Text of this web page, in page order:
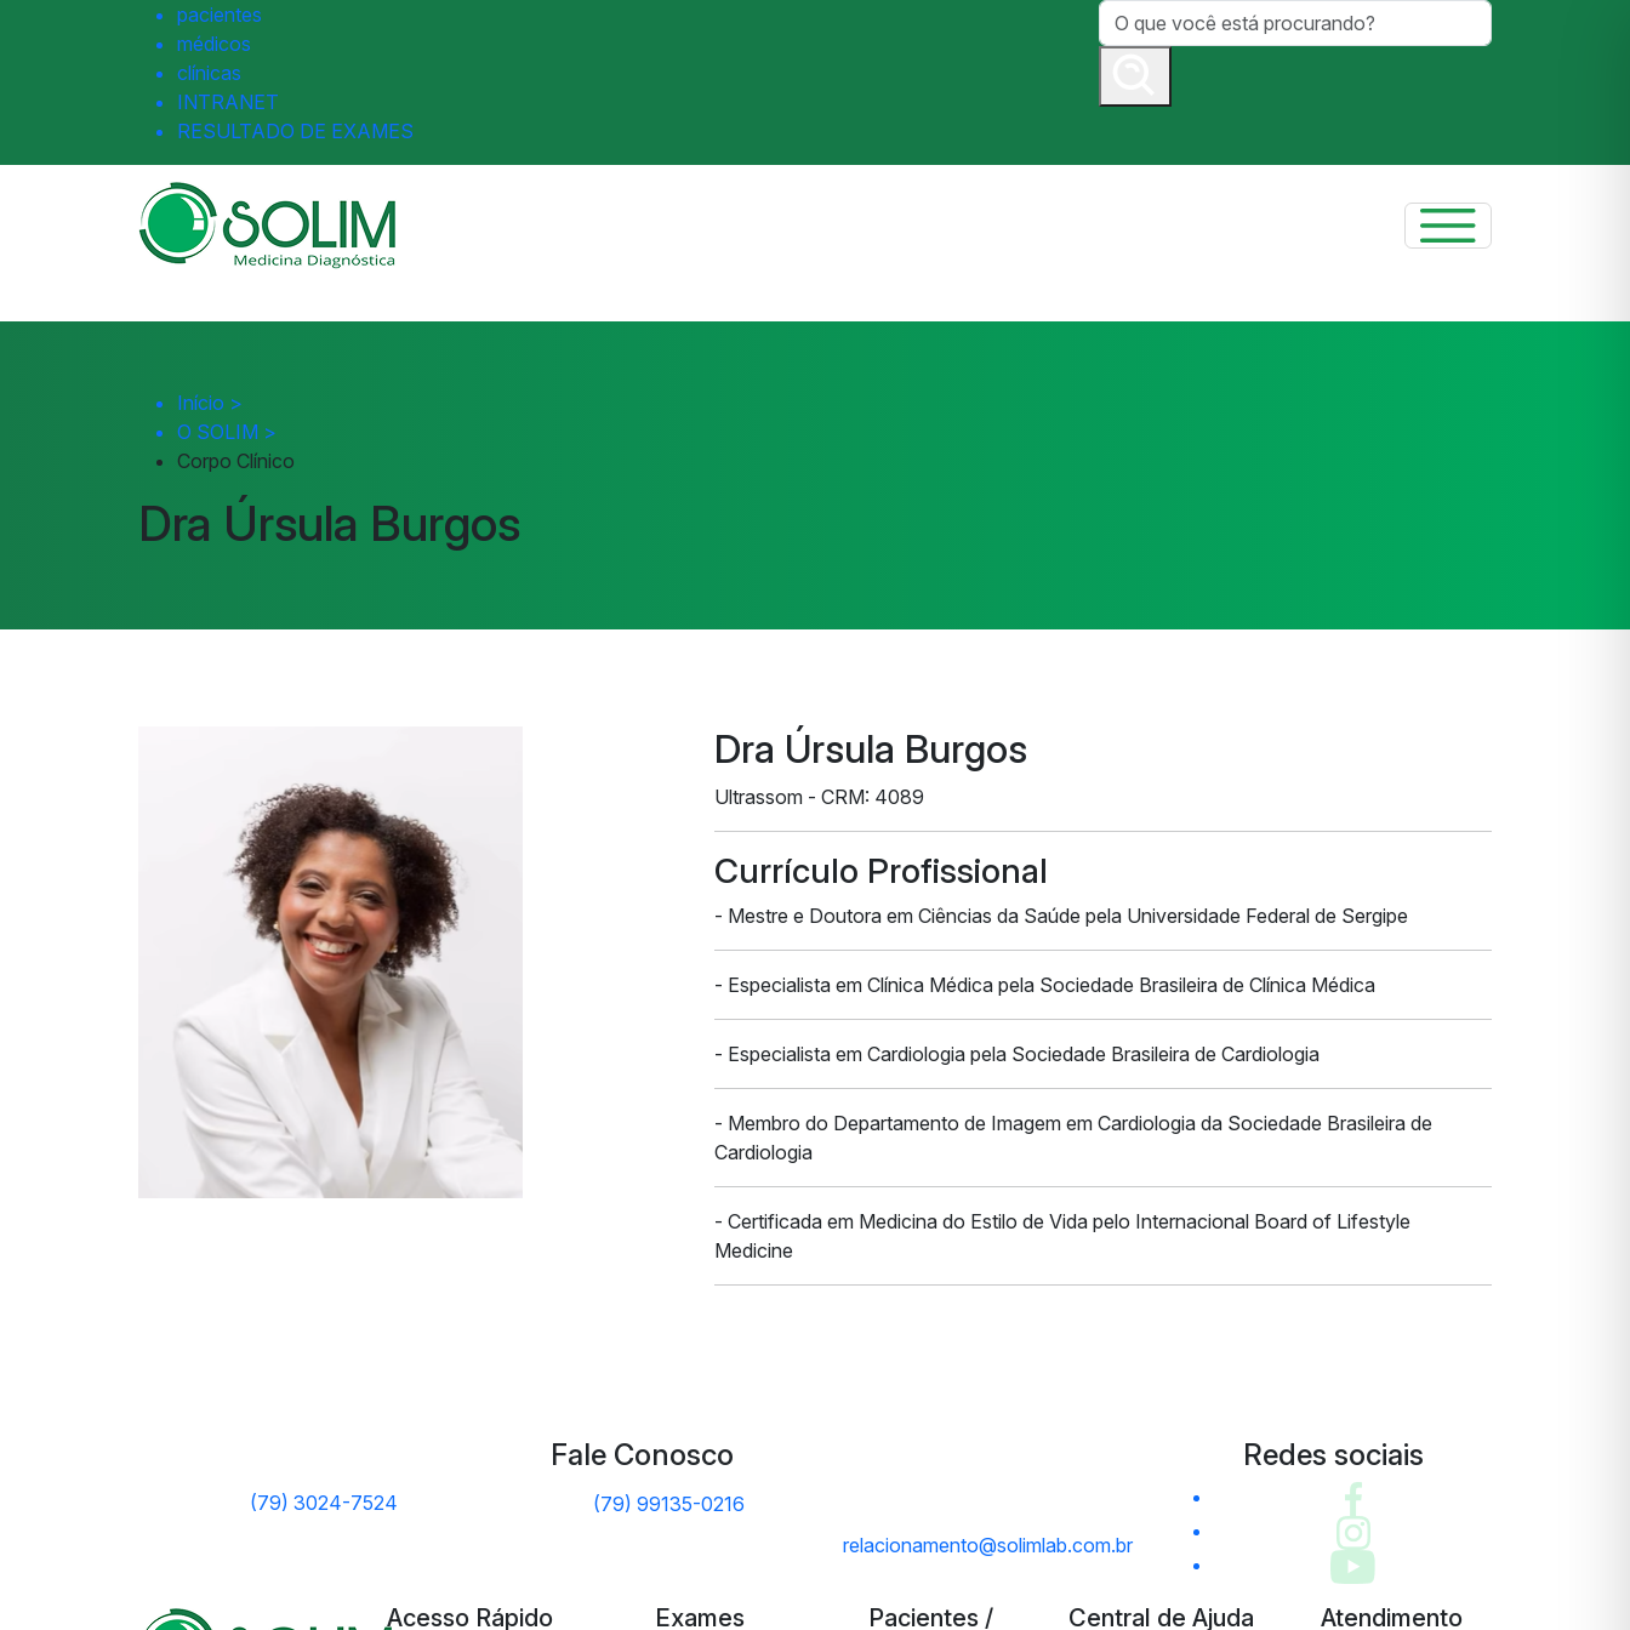
pacientes
médicos
clínicas
INTRANET
RESULTADO DE EXAMES
Início >
O SOLIM >
Corpo Clínico
Dra Úrsula Burgos
Dra Úrsula Burgos
Ultrassom - CRM: 4089
Currículo Profissional
- Mestre e Doutora em Ciências da Saúde pela Universidade Federal de Sergipe
- Especialista em Clínica Médica pela Sociedade Brasileira de Clínica Médica
- Especialista em Cardiologia pela Sociedade Brasileira de Cardiologia
- Membro do Departamento de Imagem em Cardiologia da Sociedade Brasileira de
Cardiologia
- Certificada em Medicina do Estilo de Vida pelo Internacional Board of Lifestyle
Medicine
Fale Conosco
(79) 3024-7524
(79) 99135-0216
relacionamento@solimlab.com.br
Redes sociais
Acesso Rápido Exames Pacientes / Central de Ajuda Atendimento